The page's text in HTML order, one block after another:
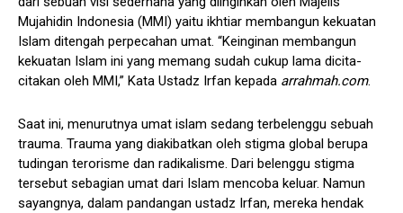
Mujahidin Indonesia (MMI) yaitu ikhtiar membangun kekuatan
Islam ditengah perpecahan umat. “Keinginan membangun
kekuatan Islam ini yang memang sudah cukup lama dicita-
citakan oleh MMI,” Kata Ustadz Irfan kepada arrahmah.com.
Saat ini, menurutnya umat islam sedang terbelenggu sebuah
trauma. Trauma yang diakibatkan oleh stigma global berupa
tudingan terorisme dan radikalisme. Dari belenggu stigma
tersebut sebagian umat dari Islam mencoba keluar. Namun
sayangnya, dalam pandangan ustadz Irfan, mereka hendak